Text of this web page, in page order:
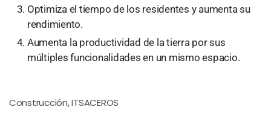
Optimiza el tiempo de los residentes y aumenta su
rendimiento.
Aumenta la productividad de la tierra por sus
múltiples funcionalidades en un mismo espacio.
Construcción,ITSACEROS